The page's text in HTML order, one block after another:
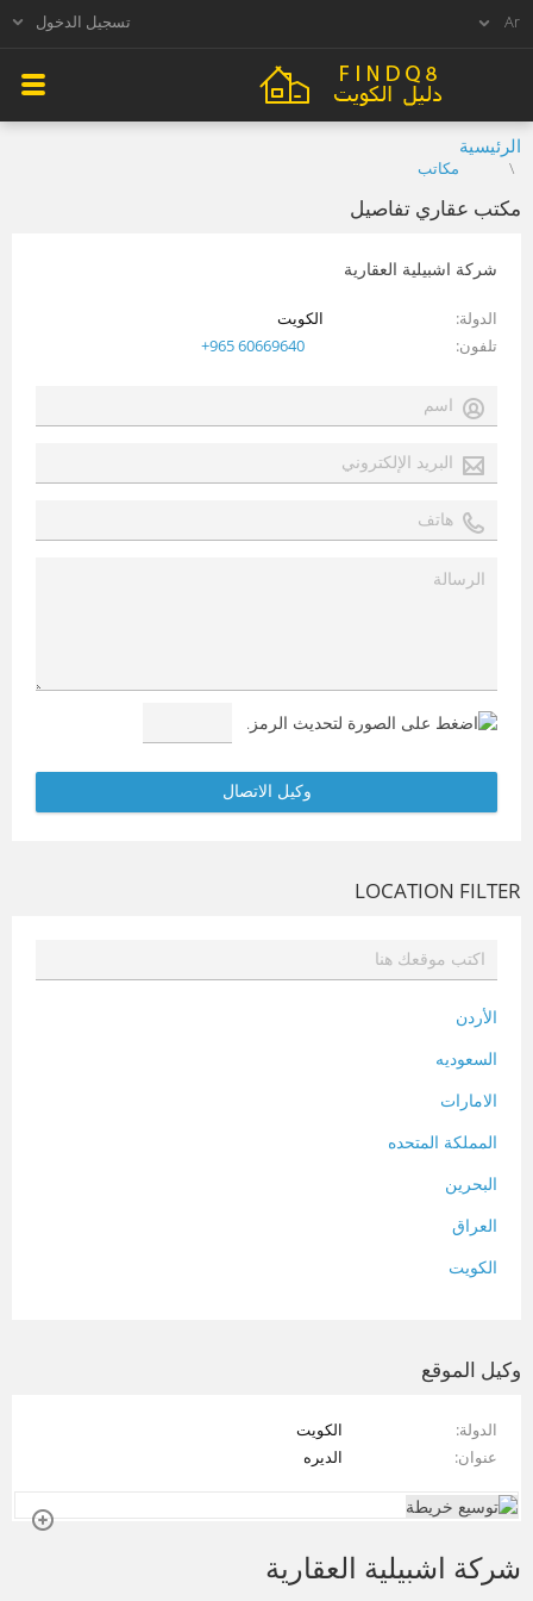
تسجيل الدخول
الرئيسية
مكاتب
مكتب عقاري تفاصيل
شركة اشبيلية العقارية
الدولة
الكويت
تلفون
+965 60669640
LOCATION FILTER
الأردن
السعوديه
الامارات
المملكة المتحده
البحرين
العراق
الكويت
فلسطين
سوريا
تونس
وكيل الموقع
الدولة
الكويت
عنوان
الديره
شركة اشبيلية العقارية